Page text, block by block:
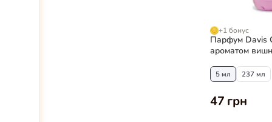
+1 бонус
Парфум Davis
ароматом
5 мл 237 мл
47 грн